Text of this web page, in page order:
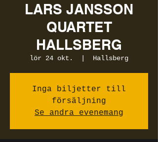
LARS JANSSON
QUARTET
HALLSBERG
lör 24 okt. Hallsberg
Inga biljetter till
försäljning
Se andra evenemang